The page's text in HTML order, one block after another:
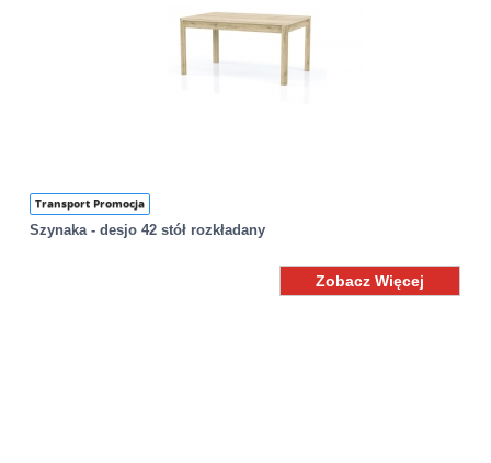
Transport Promocja
Szynaka - desjo 42 stół rozkładany
Zobacz Więcej